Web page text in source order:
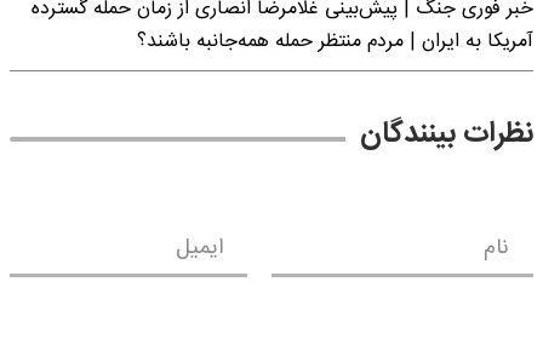
خبر فوری جنگ | پیش‌بینی غلامرضا انصاری از زمان حمله گسترده
آمریکا به ایران | مردم منتظر حمله همه‌جانبه باشند؟
نظرات بینندگان
نام ایمیل